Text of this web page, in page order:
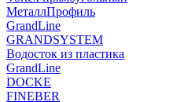
МеталлПрофиль
GrandLine
GRANDSYSTEM
Водосток из пластика
GrandLine
DOCKE
FINEBER